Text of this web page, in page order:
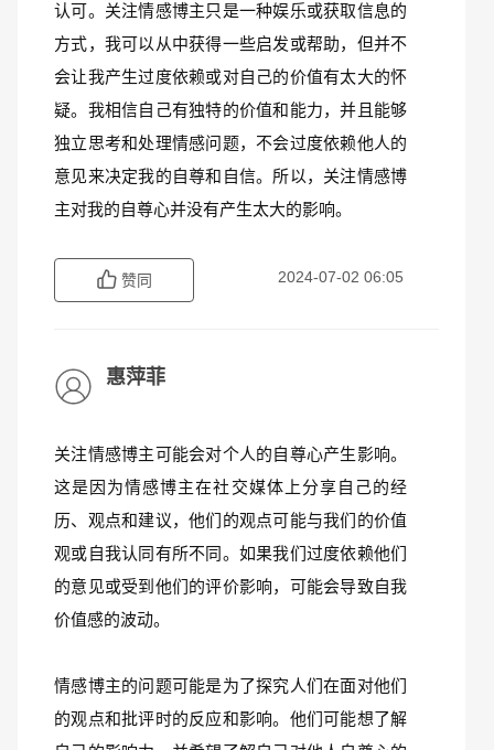
认可。关注情感博主只是一种娱乐或获取信息的
方式，我可以从中获得一些启发或帮助，但并不
会让我产生过度依赖或对自己的价值有太大的怀
疑。我相信自己有独特的价值和能力，并且能够
独立思考和处理情感问题，不会过度依赖他人的
意见来决定我的自尊和自信。所以，关注情感博
主对我的自尊心并没有产生太大的影响。
赞同 2024-07-02 06:05
惠萍菲
关注情感博主可能会对个人的自尊心产生影响。
这是因为情感博主在社交媒体上分享自己的经
历、观点和建议，他们的观点可能与我们的价值
观或自我认同有所不同。如果我们过度依赖他们
的意见或受到他们的评价影响，可能会导致自我
价值感的波动。
情感博主的问题可能是为了探究人们在面对他们
的观点和批评时的反应和影响。他们可能想了解